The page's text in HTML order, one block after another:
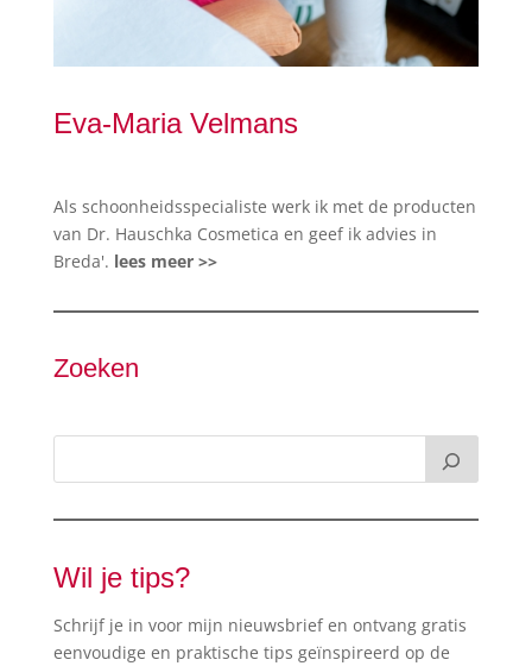
Eva-Maria Velmans
Als schoonheidsspecialiste werk ik met de producten
van Dr. Hauschka Cosmetica en geef ik advies in
Breda'. lees meer >>
Zoeken
Wil je tips?
Schrijf je in voor mijn nieuwsbrief en ontvang gratis
eenvoudige en praktische tips geïnspireerd op de